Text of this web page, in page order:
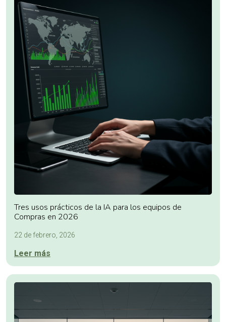
Tres usos prácticos de la IA para los equipos de
Compras en 2026
22 de febrero, 2026
Leer más